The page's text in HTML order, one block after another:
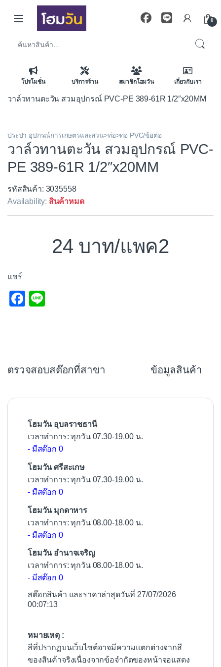
Skip to navigation
Skip to content
0
โปรโมชั่น บริการร้าน สมาชิกโฮมวัน เกี่ยวกับเรา
วาล์วทานตะวัน สวมอุปกรณ์ PVC-PE 389-61R 1/2″x20MM
ประปา อุปกรณ์การเกษตรและสวน>ท่อ>ท่อ PVC/ข้อต่อ
วาล์วทานตะวัน สวมอุปกรณ์ PVC-
PE 389-61R 1/2″x20MM
รหัสสินค้า: 3035558
Availability: สินค้าหมด
24 /แพค2
แชร์
F
o
o
ตรวจสอบสต๊อกที่สาขา ข้อมูลสินค้า
โฮมวัน อุบลราชธานี
เวลาทำการ: ทุกวัน 07.30-19.00 น.
- มีสต๊อก 0
โฮมวัน ศรีสะเกษ
เวลาทำการ: ทุกวัน 07.30-19.00 น.
- มีสต๊อก 0
โฮมวัน มุกดาหาร
เวลาทำการ: ทุกวัน 08.00-18.00 น.
- มีสต๊อก 0
โฮมวัน อำนาจเจริญ
เวลาทำการ: ทุกวัน 08.00-18.00 น.
- มีสต๊อก 0
สต๊อกสินค้า และราคาล่าสุดวันที่ 27/07/2026
00:07:13
หมายเหตุ :
สีที่ปรากฏบนเว็บไซต์อาจมีความแตกต่างจากสี
ของสินค้าจริงเนื่องจากข้อจำกัดของหน้าจอแสดง